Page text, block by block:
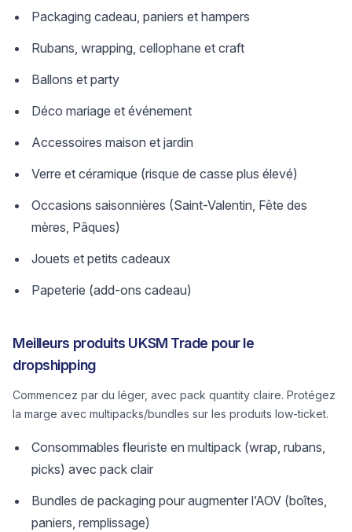
Packaging cadeau, paniers et hampers
Rubans, wrapping, cellophane et craft
Ballons et party
Déco mariage et événement
Accessoires maison et jardin
Verre et céramique (risque de casse plus élevé)
Occasions saisonnières (Saint-Valentin, Fête des
mères, Pâques)
Jouets et petits cadeaux
Papeterie (add-ons cadeau)
Meilleurs produits UKSM Trade pour le
dropshipping
Commencez par du léger, avec pack quantity claire. Protégez
la marge avec multipacks/bundles sur les produits low-ticket.
Consommables fleuriste en multipack (wrap, rubans,
picks) avec pack clair
Bundles de packaging pour augmenter l’AOV (boîtes,
paniers, remplissage)